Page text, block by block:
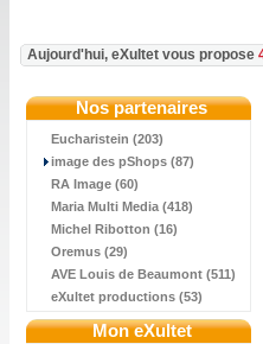
Aujourd'hui, eXultet vous propose
Nos partenaires
Eucharistein (203)
image des pShops (87)
RA Image (60)
Maria Multi Media (418)
Michel Ribotton (16)
Oremus (29)
AVE Louis de Beaumont (511)
eXultet productions (53)
Mon eXultet